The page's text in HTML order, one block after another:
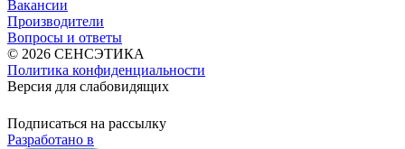
Вакансии
Производители
Вопросы и ответы
© 2026 СЕНСЭТИКА
Политика конфиденциальности
Версия для слабовидящих
Подписаться на рассылку
Разработано в